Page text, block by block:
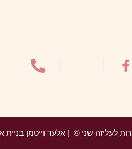
לעליזה שני © | אלעד וייטמן בניית